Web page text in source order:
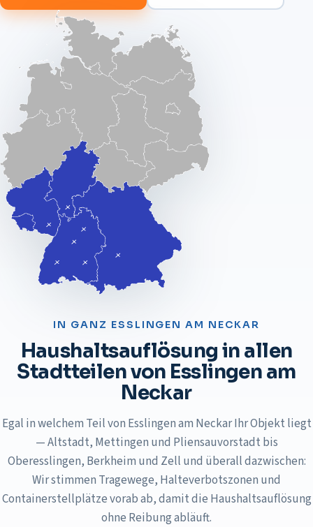
IN GANZ ESSLINGEN AM NECKAR
Haushaltsauflösung in allen
Stadtteilen von Esslingen am
Neckar
Egal in welchem Teil von Esslingen am Neckar Ihr Objekt liegt
— Altstadt, Mettingen und Pliensauvorstadt bis
Oberesslingen, Berkheim und Zell und überall dazwischen:
Wir stimmen Tragewege, Halteverbotszonen und
Containerstellplätze vorab ab, damit die Haushaltsauflösung
ohne Reibung abläuft.